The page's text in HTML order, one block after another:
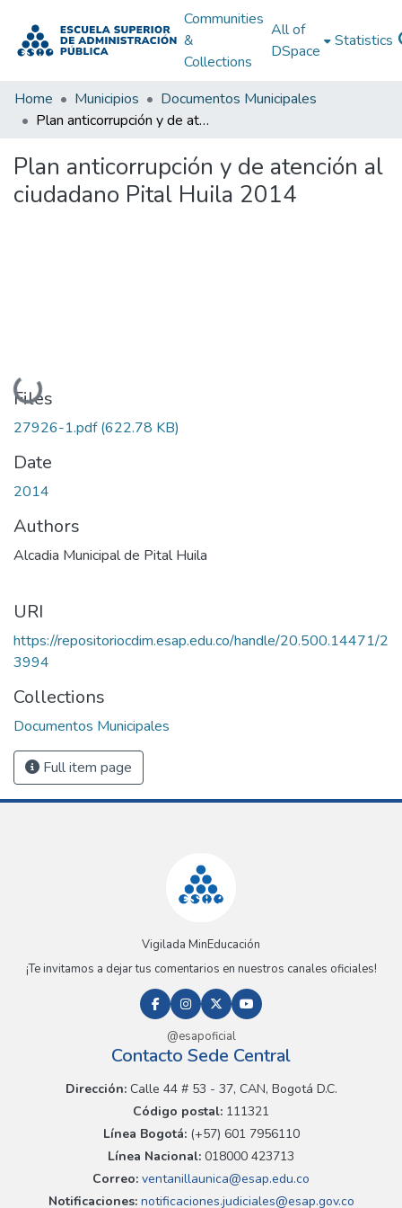
Communities
&
Collections
All of
DSpace
Statistics
Home Municipios
Documentos Municipales
Plan anticorrupción y de atención al ciudadano Pital Huila 2014
Plan anticorrupción y de atención al
ciudadano Pital Huila 2014
Loading...
Files
27926-1.pdf(622.78 KB)
Date
2014
Authors
Alcadia Municipal de Pital Huila
URI
https://repositoriocdim.esap.edu.co/handle/20.500.14471/2
3994
Collections
Documentos Municipales
Full item page
Vigilada MinEducación
¡Te invitamos a dejar tus comentarios en nuestros canales oficiales!
@esapoficial
Contacto Sede Central
Dirección:Calle 44 # 53 - 37, CAN, Bogotá D.C.
Código postal: 111321
Línea Bogotá:(+57) 601 7956110
Línea Nacional: 018000 423713
Correo: ventanillaunica@esap.edu.co
Notificaciones:notificaciones.judiciales@esap.gov.co